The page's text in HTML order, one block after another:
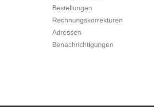
Bestellungen
Rechnungskorrekturen
Adressen
Benachrichtigungen